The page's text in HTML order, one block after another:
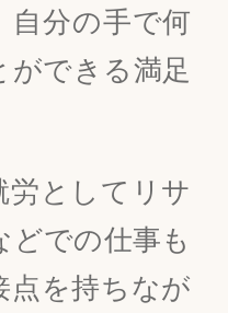
自分の手で何
ができる満足
労としてリサ
での仕事も
点を持ちなが